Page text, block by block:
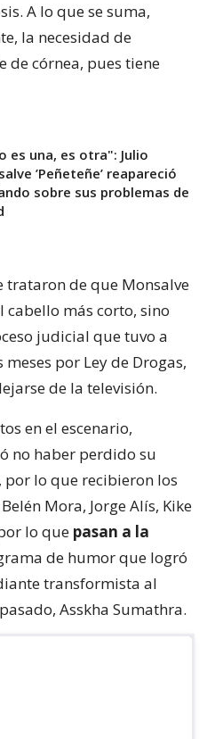
A lo que se suma,
la necesidad de
de córnea, pues tiene
es una, es otra": Julio
’Peñeteñe’ reapareció
sobre sus problemas de
trataron de que Monsalve
cabello más corto, sino
judicial que tuvo a
por Ley de Drogas,
de la televisión.
en el escenario,
no haber perdido su
lo que recibieron los
Mora, Jorge Alís, Kike
lo que pasan a la
de humor que logró
transformista al
Asskha Sumathra.